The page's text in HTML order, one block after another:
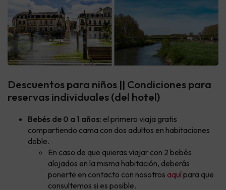
Descuentos para niños || Condiciones para
reservas individuales (del hotel)
Bebés de 0 a 1 años: el primero viaja gratis
compartiendo cama con dos adultos en habitaciones
doble.
En caso de que quieras viajar con 2 bebés
alojados en la misma habitación, deberás
ponerte en contacto con nosotros aquípara que
consultemos si es posible.